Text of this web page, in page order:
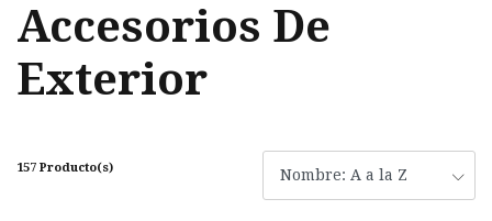
Accesorios De
Exterior
157 Producto(s)